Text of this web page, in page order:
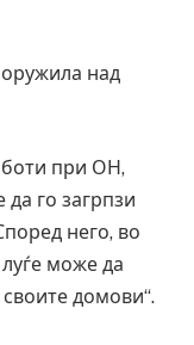
над
при ОН,
да го загрпзи
него, во
може да
домови“.